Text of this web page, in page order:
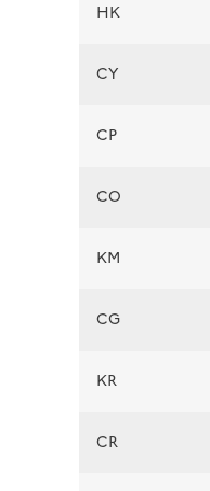
HK
CY
CP
CO
KM
CG
KR
CR